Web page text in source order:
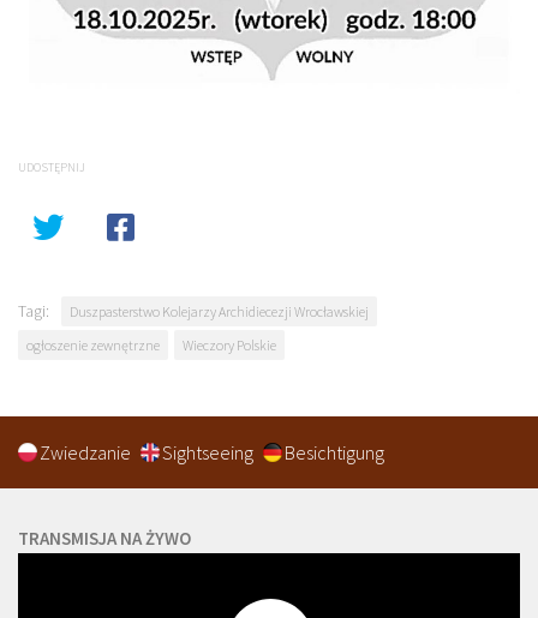
UDOSTĘPNIJ
Tagi:
Duszpasterstwo Kolejarzy Archidiecezji Wrocławskiej
ogłoszenie zewnętrzne
Wieczory Polskie
Zwiedzanie Sightseeing Besichtigung
TRANSMISJA NA ŻYWO